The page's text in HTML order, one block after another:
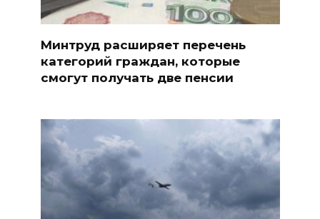
Минтруд расширяет перечень
категорий граждан, которые
смогут получать две пенсии